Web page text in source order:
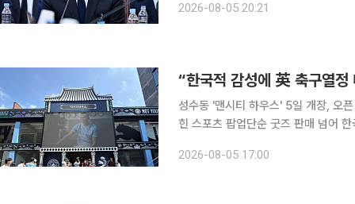
2026-08-05 20:21
성수동 '맨시티 하우스' 5일 개장, 오
힌 스포츠 팝업단순 굿즈 판매 넘어 한국 맞춤형 브
한을 기념해 특별한 공간을 마련했다.
2026-08-05 17:00